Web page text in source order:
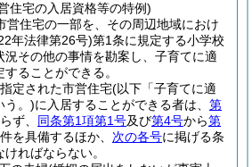
住宅の入居資格等の特例)
営住宅の一部を、その周辺地域におけ
年法律第26号)第1条に規定する小学校
況その他の事情を勘案し、子育てに適
ることができる。
定された市営住宅(以下「子育てに適
う。)に入居することができる者は、 第
ず、 同条第1項第1号及び第4号から第
を具備するほか、 次の各号に掲げる条
ればならない。